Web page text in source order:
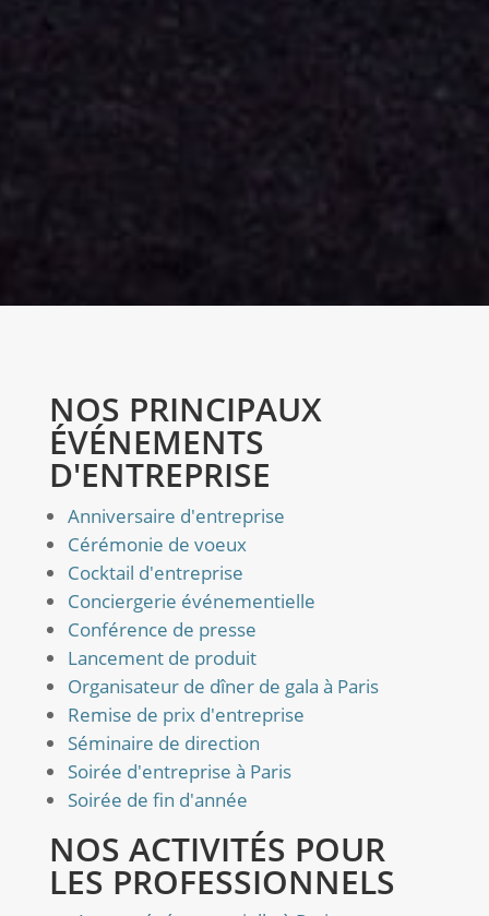
NOS PRINCIPAUX
ÉVÉNEMENTS
D'ENTREPRISE
Anniversaire d'entreprise
Cérémonie de voeux
Cocktail d'entreprise
Conciergerie événementielle
Conférence de presse
Lancement de produit
Organisateur de dîner de gala à Paris
Remise de prix d'entreprise
Séminaire de direction
Soirée d'entreprise à Paris
Soirée de fin d'année
NOS ACTIVITÉS POUR
LES PROFESSIONNELS